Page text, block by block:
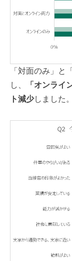
「対面のみ」と
し、
「オンライ
ト減少しました。